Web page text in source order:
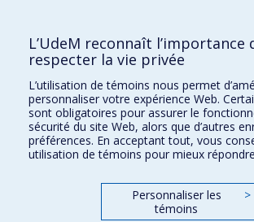
Kinésiologie et des sciences de l’activité
Orthophonie et audiologie
Réadaptation
Directions
DPC
CPASS
L’UdeM reconnaît l’importance
respecter la vie privée
L’utilisation de témoins nous permet
personnaliser votre expérience Web.
sont obligatoires pour assurer le
sécurité du site Web, alors que d’autres
préférences. En acceptant tout, vous
utilisation de témoins pour mieux
Personnaliser les
témoins
>